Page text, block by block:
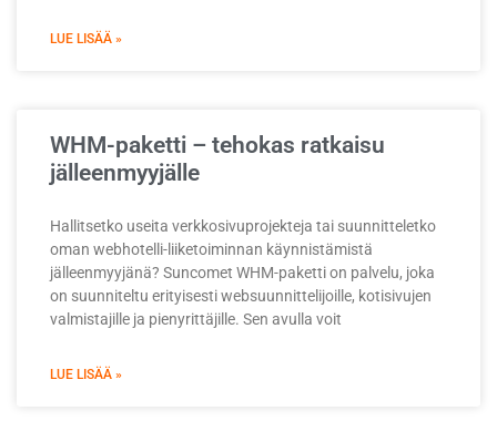
LUE LISÄÄ »
WHM-paketti – tehokas ratkaisu
jälleenmyyjälle
Hallitsetko useita verkkosivuprojekteja tai suunnitteletko
oman webhotelli-liiketoiminnan käynnistämistä
jälleenmyyjänä? Suncomet WHM-paketti on palvelu, joka
on suunniteltu erityisesti websuunnittelijoille, kotisivujen
valmistajille ja pienyrittäjille. Sen avulla voit
LUE LISÄÄ »